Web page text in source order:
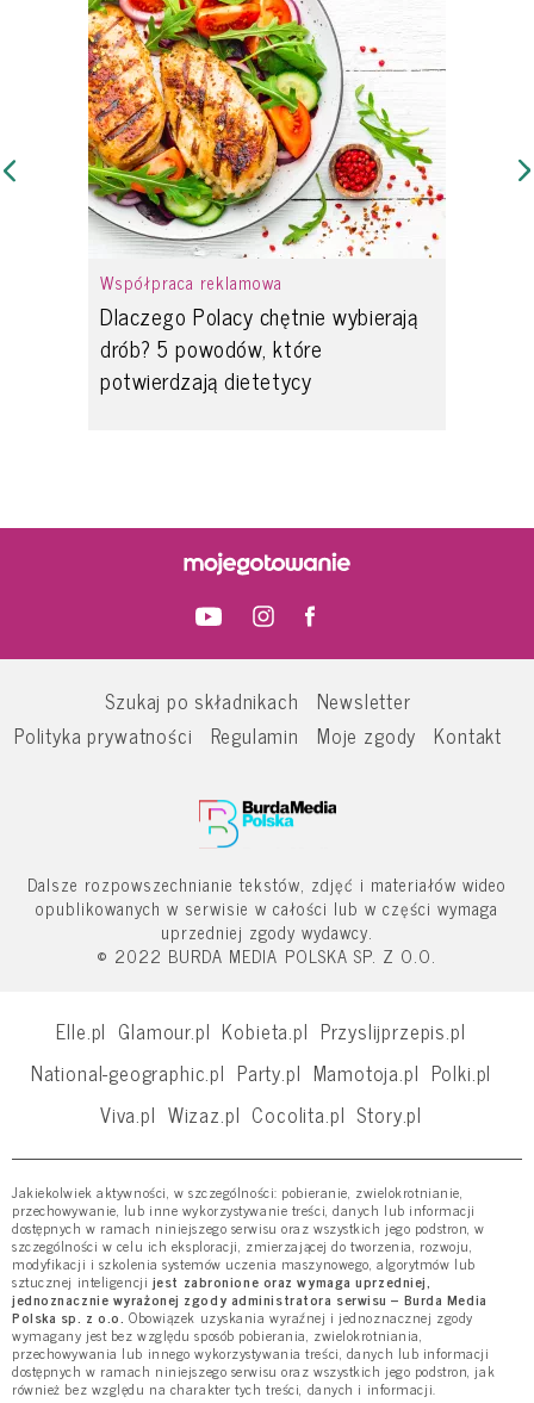
Współpraca reklamowa
Dlaczego Polacy chętnie wybierają
drób? 5 powodów, które
potwierdzają dietetycy
Szukaj po składnikach
Newsletter
Polityka prywatności
Regulamin Moje zgody Kontakt
Dalsze rozpowszechnianie tekstów, zdjęć i materiałów wideo
opublikowanych w serwisie w całości lub w części wymaga
uprzedniej zgody wydawcy.
© 2022 BURDA MEDIA POLSKA SP. Z O.O.
Elle.pl Glamour.pl Kobieta.pl Przyslijprzepis.pl
National-geographic.pl Party.pl Mamotoja.pl Polki.pl
Viva.pl Wizaz.pl Cocolita.pl Story.pl
Jakiekolwiek aktywności, w szczególności: pobieranie, zwielokrotnianie,
przechowywanie, lub inne wykorzystywanie treści, danych lub informacji
dostępnych w ramach niniejszego serwisu oraz wszystkich jego podstron, w
szczególności w celu ich eksploracji, zmierzającej do tworzenia, rozwoju,
modyfikacji i szkolenia systemów uczenia maszynowego, algorytmów lub
sztucznej inteligencji jest zabronione oraz wymaga uprzedniej,
jednoznacznie wyrażonej zgody administratora serwisu – Burda Media
Polska sp. z o.o. Obowiązek uzyskania wyraźnej i jednoznacznej zgody
wymagany jest bez względu sposób pobierania, zwielokrotniania,
przechowywania lub innego wykorzystywania treści, danych lub informacji
dostępnych w ramach niniejszego serwisu oraz wszystkich jego podstron, jak
również bez względu na charakter tych treści, danych i informacji.